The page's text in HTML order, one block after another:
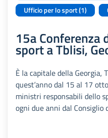
Ufficio per lo sport (1)
15a Conferenza
sport a Tblisi,
È la capitale della Georgia,
quest’anno dal 15 al 17
ministri responsabili dello
ogni due anni dal Consiglio